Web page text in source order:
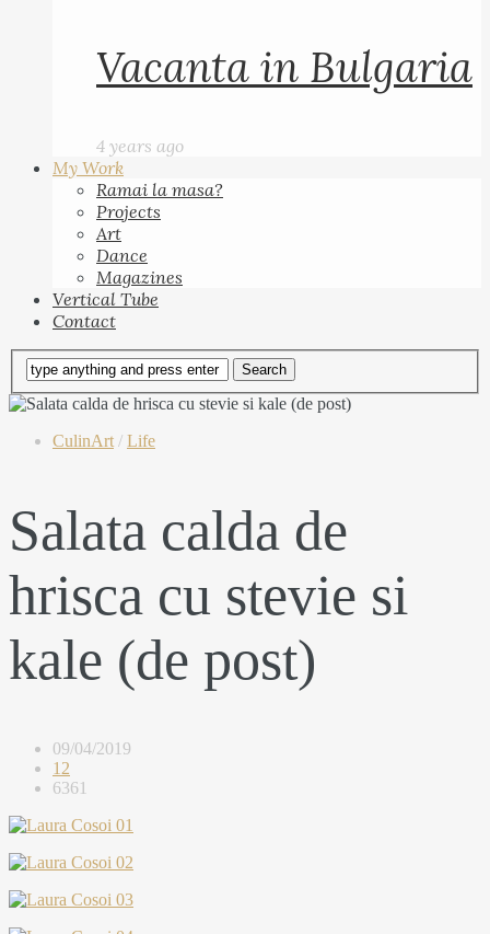
Vacanta in Bulgaria
4 years ago
My Work
Ramai la masa?
Projects
Art
Dance
Magazines
Vertical Tube
Contact
CulinArt / Life
Salata calda de
hrisca cu stevie si
kale (de post)
09/04/2019
12
6361